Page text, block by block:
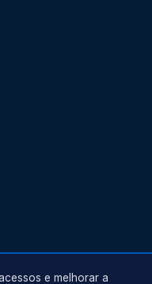
e melhorar a